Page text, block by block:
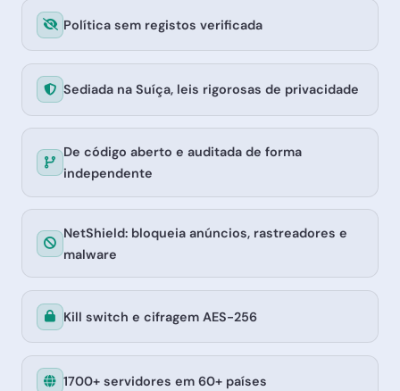
Política sem registos verificada
Sediada na Suíça, leis rigorosas de privacidade
De código aberto e auditada de forma
independente
NetShield: bloqueia anúncios, rastreadores e
malware
Kill switch e cifragem AES-256
1700+ servidores em 60+ países